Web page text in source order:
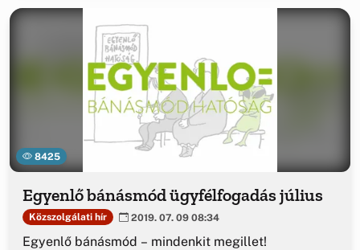
8425
Egyenlő bánásmód ügyfélfogadás július
Közszolgálati hír 2019. 07. 09 08:34
Egyenlő bánásmód – mindenkit megillet!